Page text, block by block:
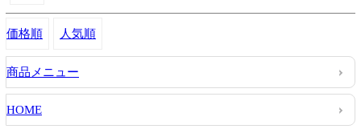
価格順 人気順
商品メニュー
HOME